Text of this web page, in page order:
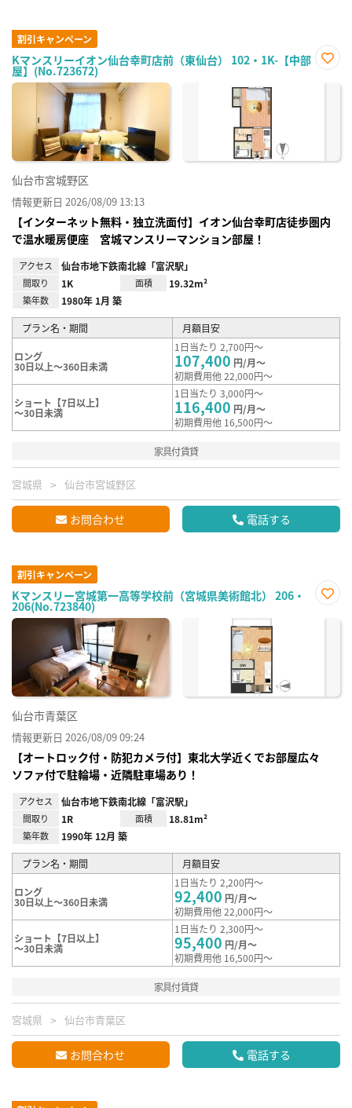
割引キャンペーン
Kマンスリーイオン仙台幸町店前（東仙台） 102・1K-【中部
屋】(No.723672)
に入
仙台市宮城野区
情報更新日 2026/08/09 13:13
【インターネット無料・独立洗面付】イオン仙台幸町店徒歩圏内
で温水暖房便座 宮城マンスリーマンション部屋！
アクセス 仙台市地下鉄南北線「富沢駅」
間取り 1K 面積 19.32m²
築年数 1980年 1月 築
プラン名・期間 月額目安
ロング
30日以上～360日未満
1日当たり 2,700円～
107,400 円/月～
初期費用他 22,000円～
ショート【7日以上】
～30日未満
1日当たり 3,000円～
116,400 円/月～
初期費用他 16,500円～
家具付賃貸
宮城県 仙台市宮城野区
お問合わせ 電話する
割引キャンペーン
Kマンスリー宮城第一高等学校前（宮城県美術館北） 206・
206(No.723840)
に入
仙台市青葉区
情報更新日 2026/08/09 09:24
【オートロック付・防犯カメラ付】東北大学近くでお部屋広々
ソファ付で駐輪場・近隣駐車場あり！
アクセス 仙台市地下鉄南北線「富沢駅」
間取り 1R 面積 18.81m²
築年数 1990年 12月 築
プラン名・期間 月額目安
ロング
30日以上～360日未満
1日当たり 2,200円～
92,400 円/月～
初期費用他 22,000円～
ショート【7日以上】
～30日未満
1日当たり 2,300円～
95,400 円/月～
初期費用他 16,500円～
家具付賃貸
宮城県 仙台市青葉区
お問合わせ 電話する